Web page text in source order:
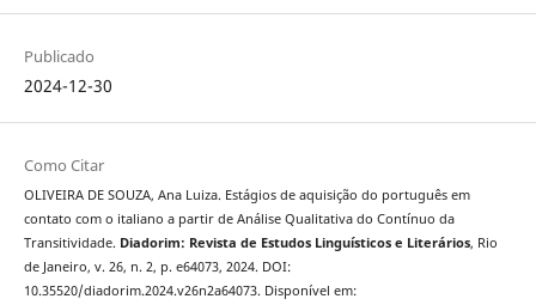
Publicado
2024-12-30
Como Citar
OLIVEIRA DE SOUZA, Ana Luiza. Estágios de aquisição do português em
contato com o italiano a partir de Análise Qualitativa do Contínuo da
Transitividade. Diadorim: Revista de Estudos Linguísticos e Literários, Rio
de Janeiro, v. 26, n. 2, p. e64073, 2024. DOI:
10.35520/diadorim.2024.v26n2a64073. Disponível em: